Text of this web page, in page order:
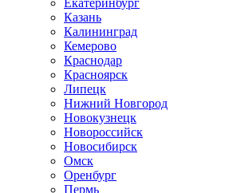
Екатеринбург
Казань
Калининград
Кемерово
Краснодар
Красноярск
Липецк
Нижний Новгород
Новокузнецк
Новороссийск
Новосибирск
Омск
Оренбург
Пермь